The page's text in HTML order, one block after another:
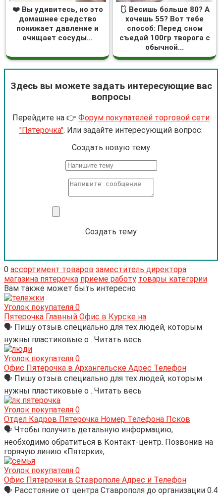
❤️ Вы удивитесь, но это
домашнее средство
понижает давление и
очищает сосуды...
🩱 Весишь больше 80? А
хочешь 55? Вот тебе
способ: Перед сном
съедай 100гр творога с
обычной...
Здесь вы можете задать интересующие вас
вопросы
Перейдите на 👉 Форум покупателей торговой сети
"Пятерочка". Или задайте интересующий вопрос:
Cоздать новую тему
Создать тему
0 ассортимент товаров заместитель директора
магазина пятерочка приеме работу товары категории
Вам также может быть интересно
Уголок покупателя 0
Пятерочка Главный Офис в Курске на
🗣 Пишу отзыв специально для тех людей, которым
нужны пластиковые о . Читать весь
Уголок покупателя 0
Офис Пятерочка в Архангельске Адрес Телефон
🗣 Пишу отзыв специально для тех людей, которым
нужны пластиковые о . Читать весь
Уголок покупателя 0
Отдел Кадров Пятерочка Номер Телефона Псков
🗣 Чтобы получить детальную информацию,
необходимо обратиться в Контакт-центр. Позвонив на
горячую линию «Пятерки»,
Уголок покупателя 0
Офис Пятерочки в Ставрополе Адрес и Телефон
🗣 Расстояние от центра Ставрополя до организации 0.4